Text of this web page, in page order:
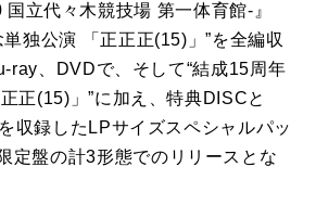
国立代々木競技場 第一体育館- 』
単独公演 「正正正(15) 」”を全編収
ray DVDで、そして“結成15周年
正(15) 」”に加え、特典DISCと
収録した LPサイズスペシャルパッ
定盤の計3形態でのリリースとな